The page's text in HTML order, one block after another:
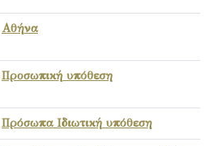
Αθήνα
Προσωπική υπόθεση
Πρόσωπα Ιδιωτική υπόθεση